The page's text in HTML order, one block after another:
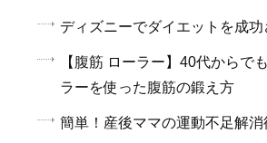
ディズニーでダイエットを成
【腹筋 ローラー】40代からで
ラーを使った腹筋の鍛え方
簡単！産後ママの運動不足解消